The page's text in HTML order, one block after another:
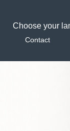
Choose your
Contact